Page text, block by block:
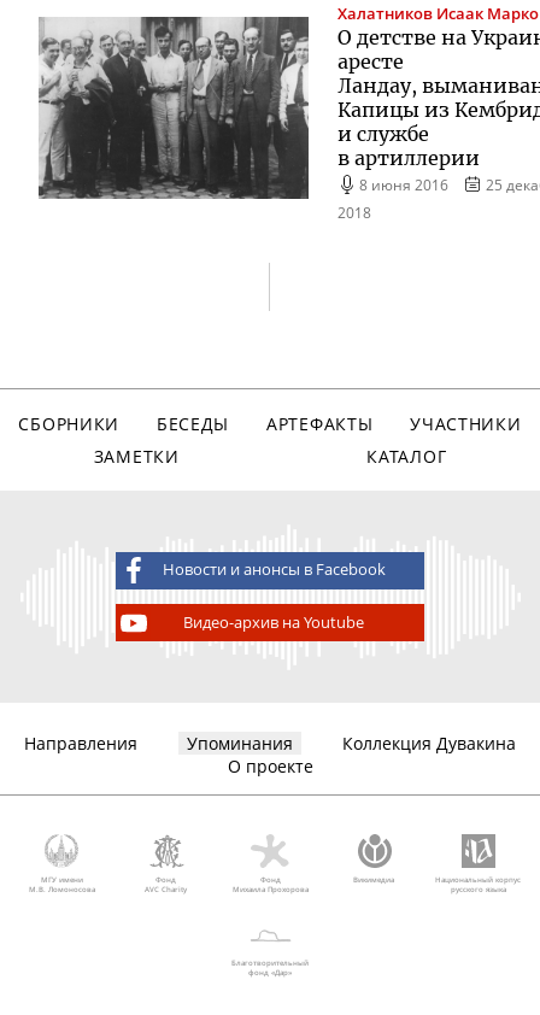
Халатников Исаак
О детстве на
аресте
Ландау,
Капицы из
и службе
в артиллерии
8 июня 2016
25
2018
СБОРНИКИ БЕСЕДЫ АРТЕФАКТЫ
УЧАСТНИКИ
ЗАМЕТКИ
КАТАЛОГ
Новости и анонсы в Facebook
Видео-архив на Youtube
Направления Упоминания
Коллекция Дувакина
О проекте
МГУ имени
М.В. Ломоносова
Фонд
AVC Charity
Фонд
Михаила Прохорова
Викимедиа
Национальный корпус
русского языка
Благотворительный
фонд «Дар»